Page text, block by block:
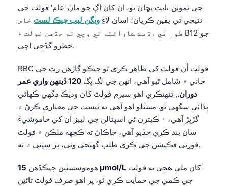
جي نمونن بابت پڇان ٿو، ان کان اڳ جو مان 'عام' فولٽ جي
نتيجي تي يقين ڪريان؛ اسان لاءِ ويگن ليب چيڪ لسٽ خاص
طور تي وڌيڪ ڪارائتو ٿي وڃي ٿو جڏهن فولٽ ۽ B12 جو
خطرو گڏجي اچي.
RBC فولٽ اُن فولٽ کي ظاهر ڪري ٿو جيڪو ڳاڙهن رت جي
خاني ۾ شامل ٿيو آهي، انهن جي لڳ ڀڳ
120 ڏينهن واري عمر
دوران., تنهنڪري اهو سيرم فولٽ کان وڌيڪ ڊگهي ڪهاڻي
ٻڌائي سگهي ٿو. مسئلو اهو آهي ته ٽيسٽ جي معياري ڪرڻ ۾
گڙٻڙ آهي، ۽ ڪيترن ئي اسپتالن جي ليبز ان کي خاموشيءَ
سان بند ڪري ڇڏيو آهي، ڇاڪاڻ ته ڪجهه ملڪن ۾ فولٽ
فورٽي فڪيشن جي ڪري طلب گهٽجي وئي، پر سڀني ۾ نه.
هوموسسٽين جيڪڏهن 15 µmol/L
جي ڪمي جي حمايت ڪري ٿو، پر اهو صرف فولٽ تائين